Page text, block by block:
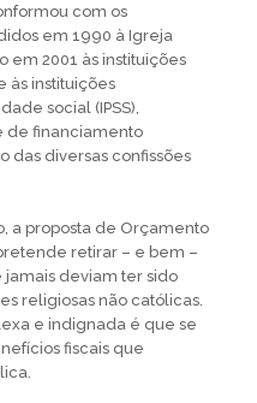
com os
em 1990 à Igreja
em 2001 às instituições
às instituições
social (IPSS),
de financiamento
das diversas confissões
a proposta de Orçamento
retirar – e bem –
jamais deviam ter sido
religiosas não católicas.
e indignada é que se
fiscais que